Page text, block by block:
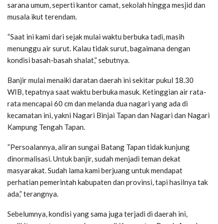
sarana umum, seperti kantor camat, sekolah hingga mesjid dan
musala ikut terendam.
“Saat ini kami dari sejak mulai waktu berbuka tadi, masih
menunggu air surut. Kalau tidak surut, bagaimana dengan
kondisi basah-basah shalat,” sebutnya.
Banjir mulai menaiki daratan daerah ini sekitar pukul 18.30
WIB, tepatnya saat waktu berbuka masuk. Ketinggian air rata-
rata mencapai 60 cm dan melanda dua nagari yang ada di
kecamatan ini, yakni Nagari Binjai Tapan dan Nagari dan Nagari
Kampung Tengah Tapan.
“Persoalannya, aliran sungai Batang Tapan tidak kunjung
dinormalisasi. Untuk banjir, sudah menjadi teman dekat
masyarakat. Sudah lama kami berjuang untuk mendapat
perhatian pemerintah kabupaten dan provinsi, tapi hasilnya tak
ada,” terangnya.
Sebelumnya, kondisi yang sama juga terjadi di daerah ini,